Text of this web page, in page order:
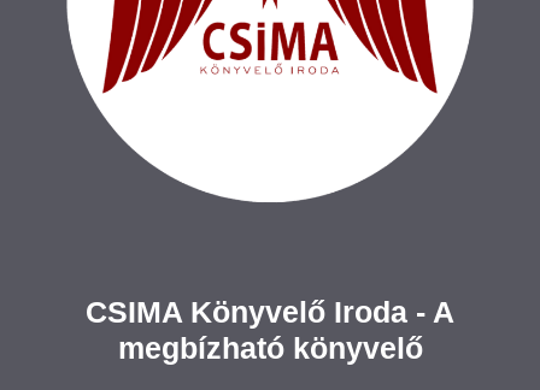
CSIMA Könyvelő Iroda - A
megbízható könyvelő